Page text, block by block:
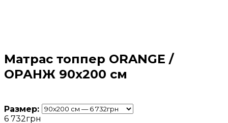
Матрас топпер ORANGE /
ОРАНЖ 90х200 см
Размер:
6 732грн